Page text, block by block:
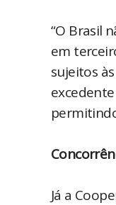
“O Brasil
em
sujeitos
Já a